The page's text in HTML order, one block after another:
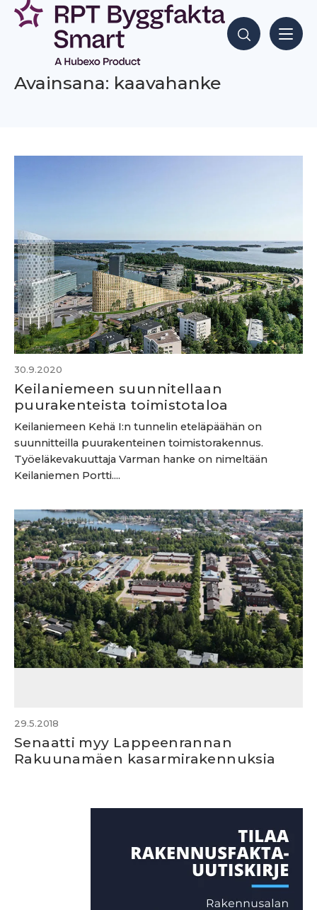
Siirry
sisältöön
Hae sisältöjä
Avainsana: kaavahanke
30.9.2020
Keilaniemeen suunnitellaan
puurakenteista toimistotaloa
Keilaniemeen Kehä I:n tunnelin eteläpäähän on
suunnitteilla puurakenteinen toimistorakennus.
Työeläkevakuuttaja Varman hanke on nimeltään
Keilaniemen Portti....
29.5.2018
Senaatti myy Lappeenrannan
Rakuunamäen kasarmirakennuksia